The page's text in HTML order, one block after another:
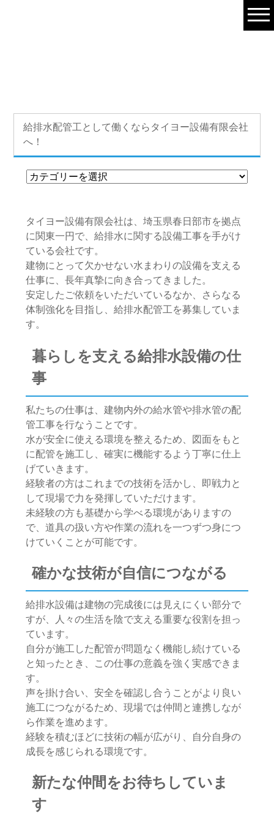
給排水配管工として働くならタイヨー設備有限会社
へ！
タイヨー設備有限会社は、埼玉県春日部市を拠点
に関東一円で、給排水に関する設備工事を手がけ
ている会社です。
建物にとって欠かせない水まわりの設備を支える
仕事に、長年真摯に向き合ってきました。
安定したご依頼をいただいているなか、さらなる
体制強化を目指し、給排水配管工を募集していま
す。
暮らしを支える給排水設備の仕
事
私たちの仕事は、建物内外の給水管や排水管の配
管工事を行なうことです。
水が安全に使える環境を整えるため、図面をもと
に配管を施工し、確実に機能するよう丁寧に仕上
げていきます。
経験者の方はこれまでの技術を活かし、即戦力と
して現場で力を発揮していただけます。
未経験の方も基礎から学べる環境がありますの
で、道具の扱い方や作業の流れを一つずつ身につ
けていくことが可能です。
確かな技術が自信につながる
給排水設備は建物の完成後には見えにくい部分で
すが、人々の生活を陰で支える重要な役割を担っ
ています。
自分が施工した配管が問題なく機能し続けている
と知ったとき、この仕事の意義を強く実感できま
す。
声を掛け合い、安全を確認し合うことがより良い
施工につながるため、現場では仲間と連携しなが
ら作業を進めます。
経験を積むほどに技術の幅が広がり、自分自身の
成長を感じられる環境です。
新たな仲間をお待ちしていま
す